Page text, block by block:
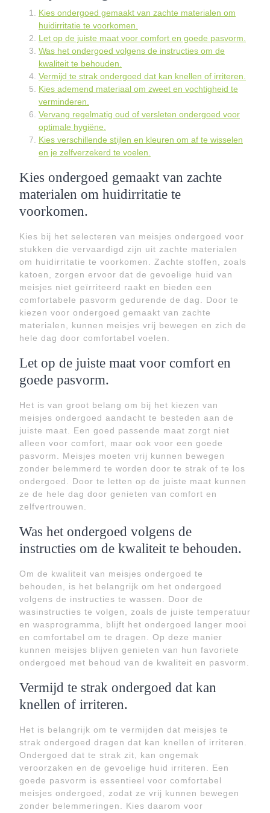
Kies ondergoed gemaakt van zachte materialen om
huidirritatie te voorkomen.
Let op de juiste maat voor comfort en goede pasvorm.
Was het ondergoed volgens de instructies om de
kwaliteit te behouden.
Vermijd te strak ondergoed dat kan knellen of irriteren.
Kies ademend materiaal om zweet en vochtigheid te
verminderen.
Vervang regelmatig oud of versleten ondergoed voor
optimale hygiëne.
Kies verschillende stijlen en kleuren om af te wisselen
en je zelfverzekerd te voelen.
Kies ondergoed gemaakt van zachte
materialen om huidirritatie te
voorkomen.
Kies bij het selecteren van meisjes ondergoed voor
stukken die vervaardigd zijn uit zachte materialen
om huidirritatie te voorkomen. Zachte stoffen, zoals
katoen, zorgen ervoor dat de gevoelige huid van
meisjes niet geïrriteerd raakt en bieden een
comfortabele pasvorm gedurende de dag. Door te
kiezen voor ondergoed gemaakt van zachte
materialen, kunnen meisjes vrij bewegen en zich de
hele dag door comfortabel voelen.
Let op de juiste maat voor comfort en
goede pasvorm.
Het is van groot belang om bij het kiezen van
meisjes ondergoed aandacht te besteden aan de
juiste maat. Een goed passende maat zorgt niet
alleen voor comfort, maar ook voor een goede
pasvorm. Meisjes moeten vrij kunnen bewegen
zonder belemmerd te worden door te strak of te los
ondergoed. Door te letten op de juiste maat kunnen
ze de hele dag door genieten van comfort en
zelfvertrouwen.
Was het ondergoed volgens de
instructies om de kwaliteit te behouden.
Om de kwaliteit van meisjes ondergoed te
behouden, is het belangrijk om het ondergoed
volgens de instructies te wassen. Door de
wasinstructies te volgen, zoals de juiste temperatuur
en wasprogramma, blijft het ondergoed langer mooi
en comfortabel om te dragen. Op deze manier
kunnen meisjes blijven genieten van hun favoriete
ondergoed met behoud van de kwaliteit en pasvorm.
Vermijd te strak ondergoed dat kan
knellen of irriteren.
Het is belangrijk om te vermijden dat meisjes te
strak ondergoed dragen dat kan knellen of irriteren.
Ondergoed dat te strak zit, kan ongemak
veroorzaken en de gevoelige huid irriteren. Een
goede pasvorm is essentieel voor comfortabel
meisjes ondergoed, zodat ze vrij kunnen bewegen
zonder belemmeringen. Kies daarom voor